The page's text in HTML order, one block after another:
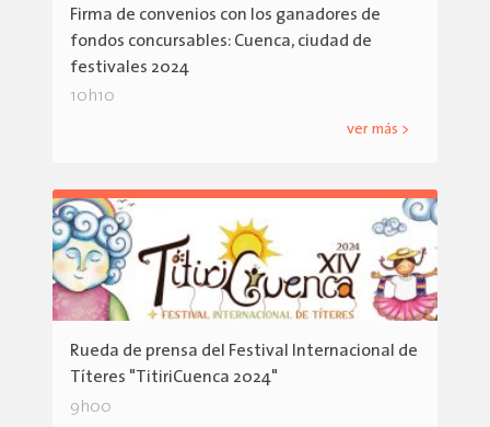
Firma de convenios con los ganadores de
fondos concursables: Cuenca, ciudad de
festivales 2024
10h10
ver más >
Rueda de prensa del Festival Internacional de
Títeres "TitiriCuenca 2024"
9h00